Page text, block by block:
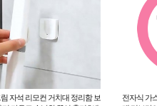
자석 리모컨 거치대 정리함 보
전자식 가